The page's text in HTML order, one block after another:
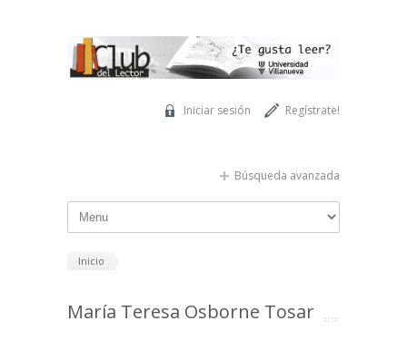
Regístrate!
Iniciar sesión
Búsqueda avanzada
Inicio
María Teresa Osborne Tosar